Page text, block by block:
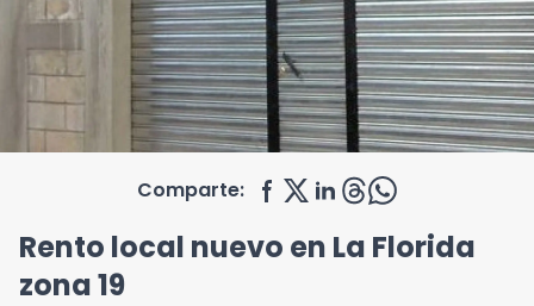
Comparte:
Rento local nuevo en La Florida
zona 19